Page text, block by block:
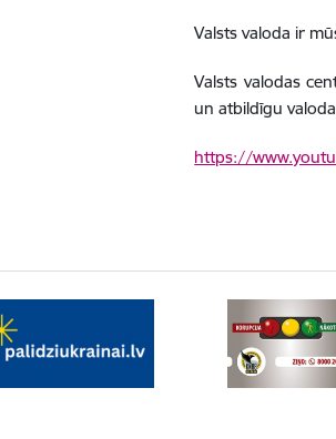
Valsts valoda ir
Valsts valodas
un atbildīgu
https://